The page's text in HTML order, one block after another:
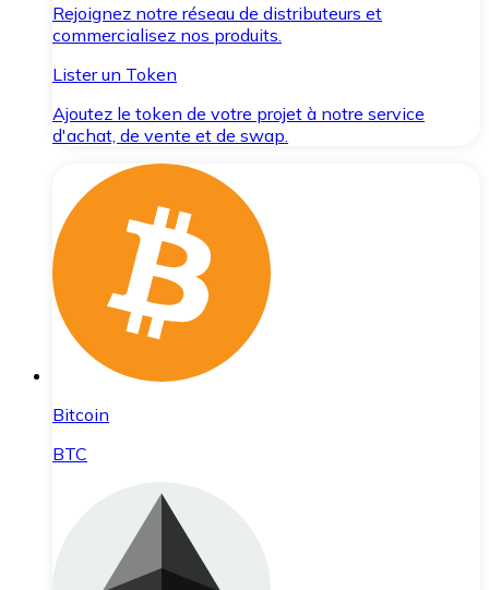
Rejoignez notre réseau de distributeurs et
commercialisez nos produits.
Lister un Token
Ajoutez le token de votre projet à notre service
d'achat, de vente et de swap.
Bitcoin
BTC